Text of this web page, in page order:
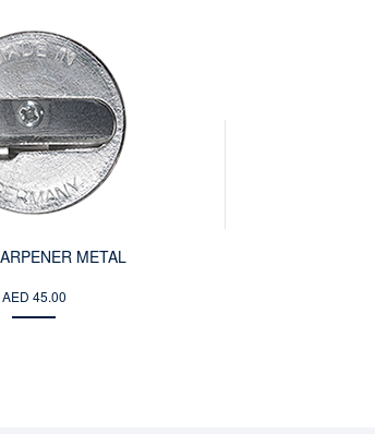
METAL
AED 45.00